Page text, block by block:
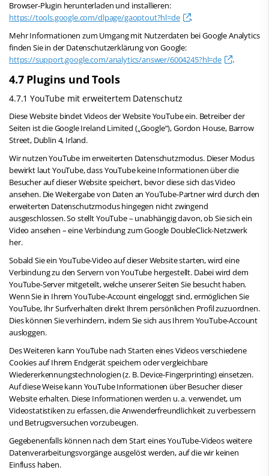
Browser-Plugin herunterladen und installieren:
https://tools.google.com/dlpage/gaoptout?hl=de
.
Mehr Informationen zum Umgang mit Nutzerdaten bei Google Analytics
finden Sie in der Datenschutzerklärung von Google:
https://support.google.com/analytics/answer/6004245?hl=de
.
4.7 Plugins und Tools
4.7.1 YouTube mit erweitertem Datenschutz
Diese Website bindet Videos der Website YouTube ein. Betreiber der
Seiten ist die Google Ireland Limited („Google“), Gordon House, Barrow
Street, Dublin 4, Irland.
Wir nutzen YouTube im erweiterten Datenschutzmodus. Dieser Modus
bewirkt laut YouTube, dass YouTube keine Informationen über die
Besucher auf dieser Website speichert, bevor diese sich das Video
ansehen. Die Weitergabe von Daten an YouTube-Partner wird durch den
erweiterten Datenschutzmodus hingegen nicht zwingend
ausgeschlossen. So stellt YouTube – unabhängig davon, ob Sie sich ein
Video ansehen – eine Verbindung zum Google DoubleClick-Netzwerk
her.
Sobald Sie ein YouTube-Video auf dieser Website starten, wird eine
Verbindung zu den Servern von YouTube hergestellt. Dabei wird dem
YouTube-Server mitgeteilt, welche unserer Seiten Sie besucht haben.
Wenn Sie in Ihrem YouTube-Account eingeloggt sind, ermöglichen Sie
YouTube, Ihr Surfverhalten direkt Ihrem persönlichen Profil zuzuordnen.
Dies können Sie verhindern, indem Sie sich aus Ihrem YouTube-Account
ausloggen.
Des Weiteren kann YouTube nach Starten eines Videos verschiedene
Cookies auf Ihrem Endgerät speichern oder vergleichbare
Wiedererkennungstechnologien (z. B. Device-Fingerprinting) einsetzen.
Auf diese Weise kann YouTube Informationen über Besucher dieser
Website erhalten. Diese Informationen werden u. a. verwendet, um
Videostatistiken zu erfassen, die Anwenderfreundlichkeit zu verbessern
und Betrugsversuchen vorzubeugen.
Gegebenenfalls können nach dem Start eines YouTube-Videos weitere
Datenverarbeitungsvorgänge ausgelöst werden, auf die wir keinen
Einfluss haben.